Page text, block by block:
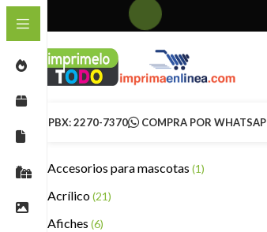
PBX: 2270-7370 COMPRA POR
Accesorios para mascotas (1)
Acrílico(21)
Afiches (6)